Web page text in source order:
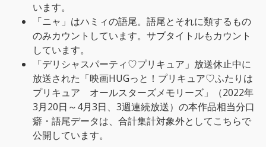
います。
「ニャ」はハミィの語尾。語尾とそれに類するもの
のみカウントしています。サブタイトルもカウント
しています。
「デリシャスパーティ♡プリキュア」放送休止中に
放送された「映画HUGっと！プリキュア♡ふたりは
プリキュア オールスターズメモリーズ」（2022年
3月20日～4月3日、3週連続放送）の本作品相当分口
癖・語尾データは、合計集計対象外としてこちらで
公開しています。